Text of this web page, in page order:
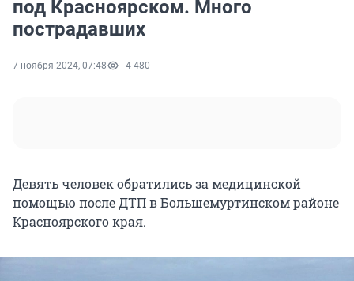
под Красноярском. Много
пострадавших
7 ноября 2024, 07:48 4 480
Девять человек обратились за медицинской
помощью после ДТП в Большемуртинском районе
Красноярского края.